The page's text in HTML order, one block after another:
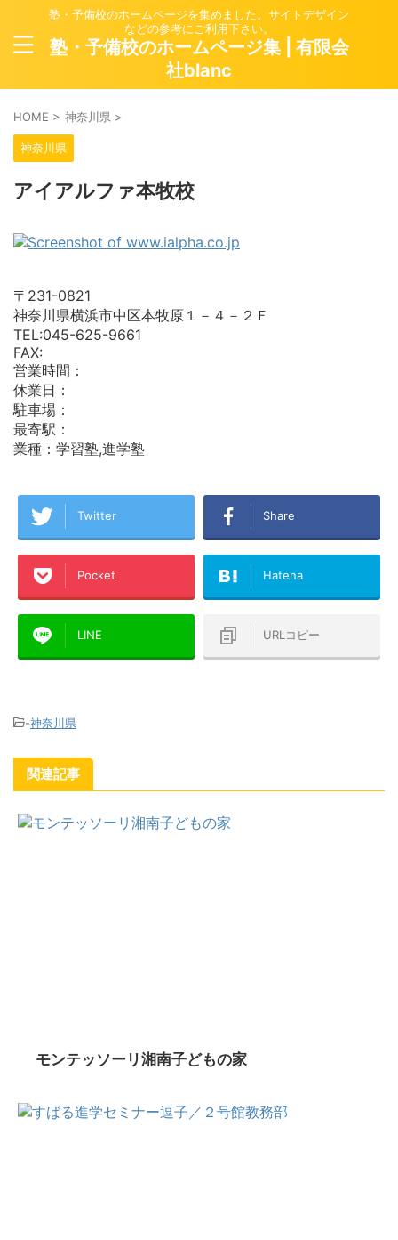
塾・予備校のホームページを集めました。サイトデザイン
などの参考にご利用下さい。
塾・予備校のホームページ集 | 有限会
社blanc
HOME > 神奈川県 >
神奈川県
アイアルファ本牧校
〒231-0821
神奈川県横浜市中区本牧原１－４－２Ｆ
TEL:045-625-9661
FAX:
営業時間：
休業日：
駐車場：
最寄駅：
業種：学習塾,進学塾
Twitter Share
Pocket Hatena
LINE URLコピー
-神奈川県
関連記事
モンテッソーリ湘南子どもの家